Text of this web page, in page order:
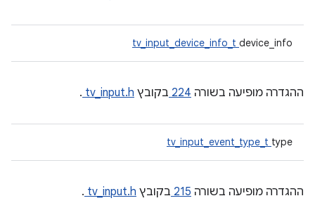
tv_input_device_info_t device_info
ההגדרה מופיעה בשורה 224 בקובץ tv_input.h
.
tv_input_event_type_t type
ההגדרה מופיעה בשורה 215 בקובץ tv_input.h
.